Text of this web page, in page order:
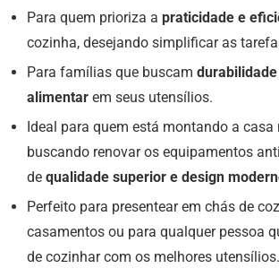
Para quem prioriza a praticidade e
cozinha, desejando simplificar as
Para famílias que buscam
alimentar em seus utensílios.
Ideal para quem está montando a casa
buscando renovar os equipamentos
de qualidade superior e design
Perfeito para presentear em chás de
casamentos ou para qualquer pessoa
de cozinhar com os melhores utensílios.